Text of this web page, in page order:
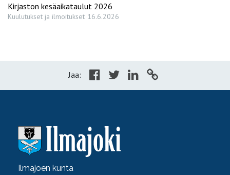
Kirjaston kesäaikataulut 2026
Kuulutukset ja ilmoitukset 16.6.2026
Jaa:
Ilmajoen kunta